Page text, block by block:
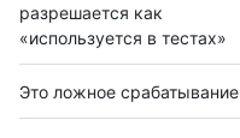
разрешается как
«используется в тестах»
Это ложное срабатывание